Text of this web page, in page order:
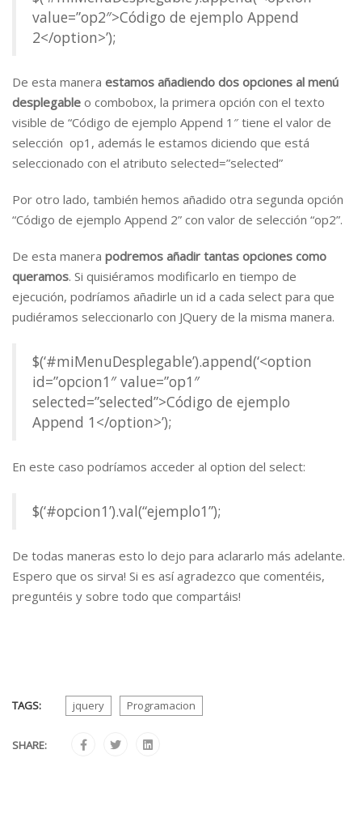
value=”op2″>Código de ejemplo Append
2</option>’);
De esta manera estamos añadiendo dos opciones al menú
desplegable o combobox, la primera opción con el texto
visible de “Código de ejemplo Append 1″ tiene el valor de
selección op1, además le estamos diciendo que está
seleccionado con el atributo selected=”selected”
Por otro lado, también hemos añadido otra segunda opción
“Código de ejemplo Append 2” con valor de selección “op2”.
De esta manera podremos añadir tantas opciones como
queramos. Si quisiéramos modificarlo en tiempo de
ejecución, podríamos añadirle un id a cada select para que
pudiéramos seleccionarlo con JQuery de la misma manera.
$(‘#miMenuDesplegable’).append(‘<option
id=”opcion1″ value=”op1″
selected=”selected”>Código de ejemplo
Append 1</option>’);
En este caso podríamos acceder al option del select:
$(‘#opcion1’).val(“ejemplo1”);
De todas maneras esto lo dejo para aclararlo más adelante.
Espero que os sirva! Si es así agradezco que comentéis,
preguntéis y sobre todo que compartáis!
TAGS: jquery Programacion
SHARE: